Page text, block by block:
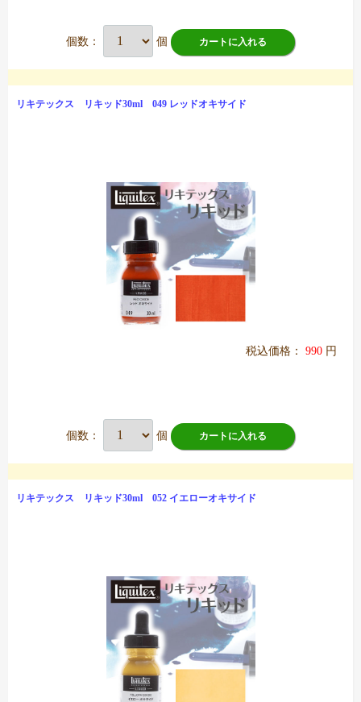
個数： 個 カートに入れる
リキテックス リキッド30ml 049 レッドオキサイド
税込価格： 990 円
個数： 個 カートに入れる
リキテックス リキッド30ml 052 イエローオキサイド